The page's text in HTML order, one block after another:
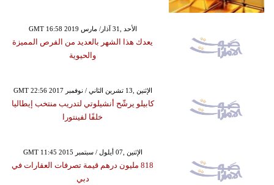
GMT 16:58 2019 الأحد ,31 آذار/ مارس
يعدك هذا الشهر بالعديد من الفرص المميزة
والحيوية
GMT 22:56 2017 الإثنين ,13 تشرين الثاني / نوفمبر
كابيلو يرشّح أنشيلوتي لتدريب منتخب إيطاليا
خلفًا لفينتورا
GMT 11:45 2015 الإثنين ,07 أيلول / سبتمبر
818 مليون درهم قيمة تصرفات العقارات في
دبي